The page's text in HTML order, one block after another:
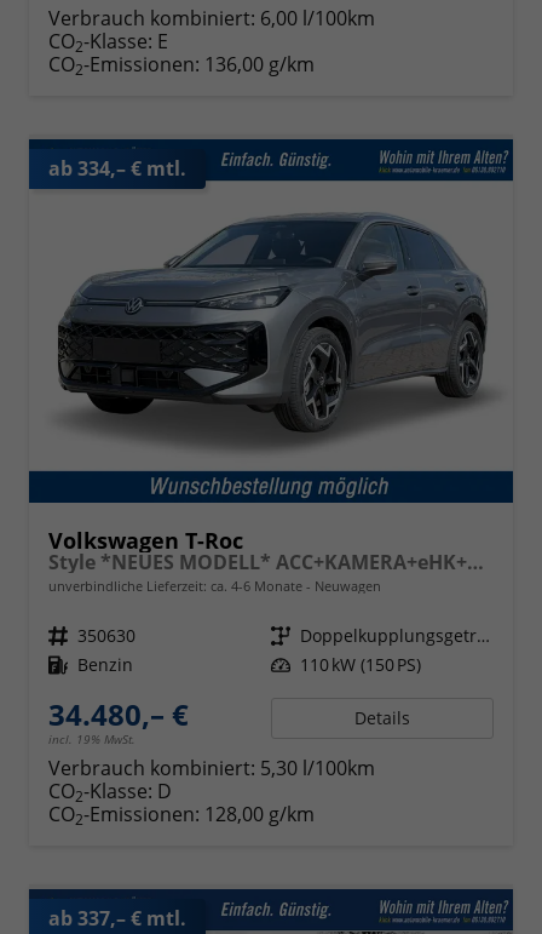
Verbrauch kombiniert: 6,00 l/100km
CO2-Klasse: E
CO2-Emissionen: 136,00 g/km
ab 334,– € mtl.
Volkswagen T-Roc
Style *NEUES MODELL* ACC+KAMERA+eHK+SHZ+17"LM+LED PLUS+MASSAGE
unverbindliche Lieferzeit: ca. 4-6 Monate Neuwagen
Fahrzeugnr. 350630 Getriebe
Doppelkupplungsgetriebe (DSG)
Kraftstoff Benzin Leistung 110 kW (150 PS)
34.480,– €
incl. 19% MwSt.
Details
Verbrauch kombiniert: 5,30 l/100km
CO2-Klasse: D
CO2-Emissionen: 128,00 g/km
ab 337,– € mtl.